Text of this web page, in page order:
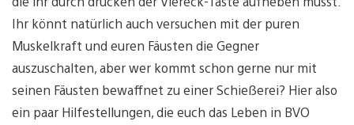
Ihr könnt natürlich auch versuchen mit der puren
Muskelkraft und euren Fäusten die Gegner
auszuschalten, aber wer kommt schon gerne nur mit
seinen Fäusten bewaffnet zu einer Schießerei? Hier also
ein paar Hilfestellungen, die euch das Leben in BVO